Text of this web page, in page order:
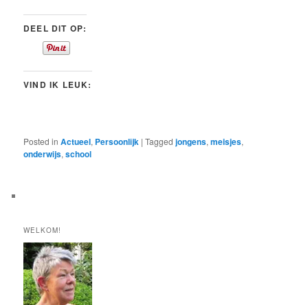
DEEL DIT OP:
VIND IK LEUK:
Posted in Actueel, Persoonlijk |Tagged jongens,meisjes,
onderwijs,school
WELKOM!